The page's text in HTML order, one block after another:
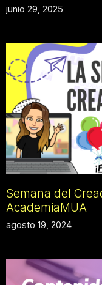
junio 29, 2025
Semana del
AcademiaMUA
agosto 19, 2024